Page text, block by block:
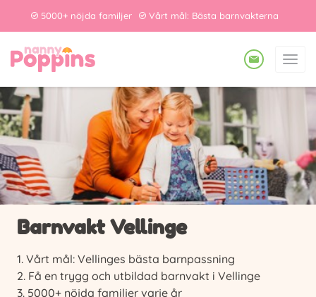
5000+ nöjda familjer Vårt mål: Bästa barnvakterna
Barnvakt Vellinge
Vårt mål: Vellinges bästa barnpassning
Få en trygg och utbildad barnvakt i Vellinge
5000+ nöjda familjer varje år